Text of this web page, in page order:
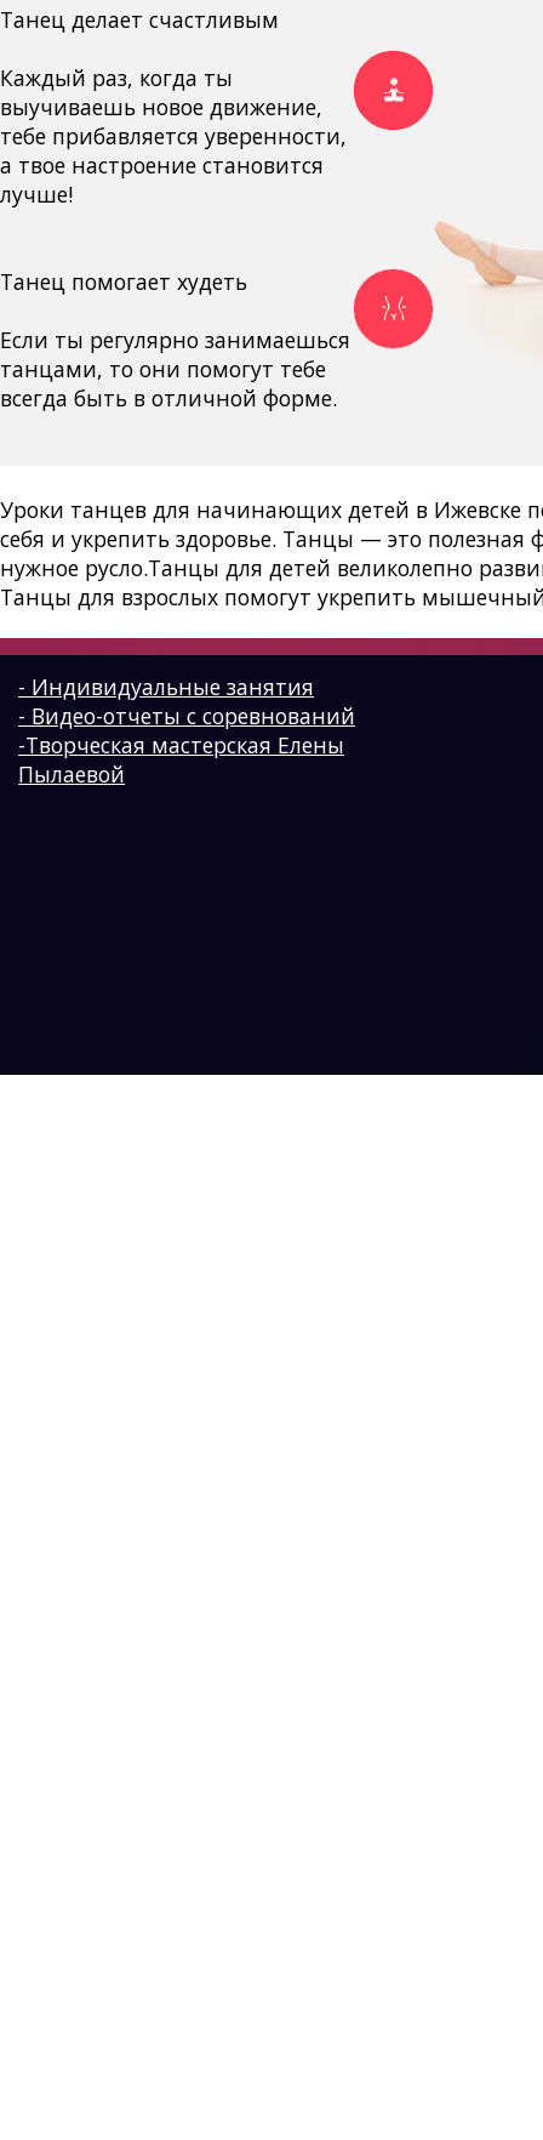
Танец делает счастливым
Каждый раз, когда ты
выучиваешь новое движение,
тебе прибавляется уверенности,
а твое настроение становится
лучше!
Танец помогает худеть
Если ты регулярно занимаешься
танцами, то они помогут тебе
всегда быть в отличной форме.
Уроки танцев для начинающих детей в Ижевске
себя и укрепить здоровье. Танцы — это полезная
нужное русло.Танцы для детей великолепно
Танцы для взрослых помогут укрепить мышечный
- Индивидуальные занятия
- Видео-отчеты с соревнований
-Творческая мастерская Елены
Пылаевой